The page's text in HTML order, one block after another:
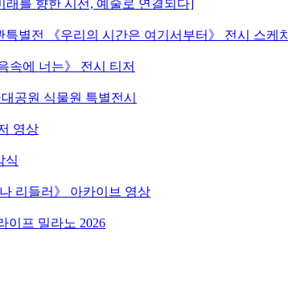
래를 향한 시선, 예술로 연결되다]
별전 《우리의 시간은 여기서부터》 전시 스케치
속에 너는》 전시 티저
공원 식물원 특별전시
영상
식
리들러》 아카이브 영상
이프 밀라노 2026